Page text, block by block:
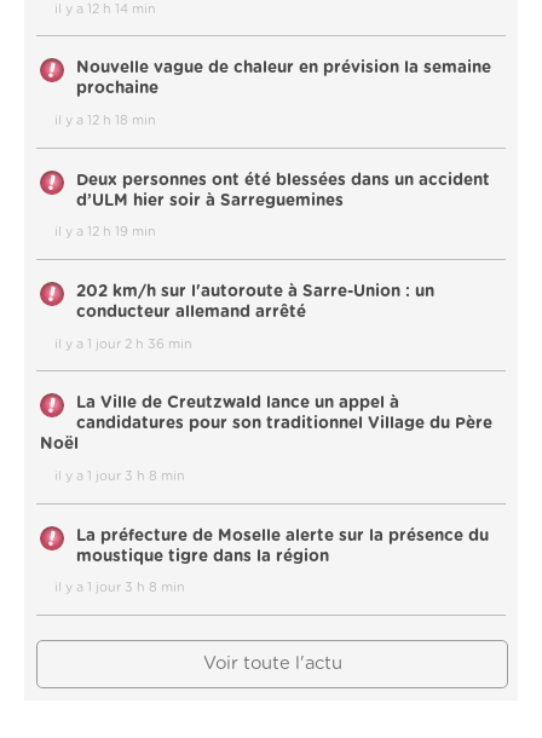
il y a 12 h 14 min
Nouvelle vague de chaleur en prévision la semaine
prochaine
il y a 12 h 18 min
Deux personnes ont été blessées dans un accident
d’ULM hier soir à Sarreguemines
il y a 12 h 19 min
202 km/h sur l'autoroute à Sarre-Union : un
conducteur allemand arrêté
il y a 1 jour 2 h 36 min
La Ville de Creutzwald lance un appel à
candidatures pour son traditionnel Village du Père
Noël
il y a 1 jour 3 h 8 min
La préfecture de Moselle alerte sur la présence du
moustique tigre dans la région
il y a 1 jour 3 h 8 min
Voir toute l'actu